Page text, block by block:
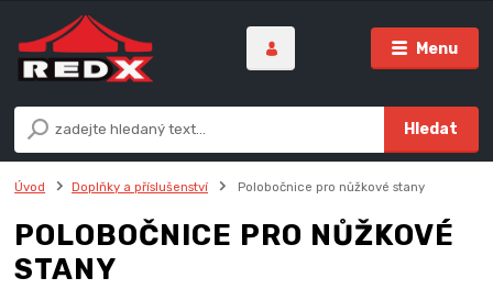
Menu
Hledat
Úvod Doplňky a příslušenství Polobočnice pro nůžkové stany
POLOBOČNICE PRO NŮŽKOVÉ
STANY